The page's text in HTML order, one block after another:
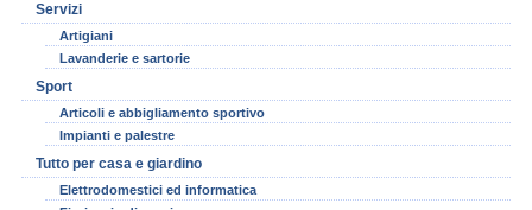
Servizi
Artigiani
Lavanderie e sartorie
Sport
Articoli e abbigliamento sportivo
Impianti e palestre
Tutto per casa e giardino
Elettrodomestici ed informatica